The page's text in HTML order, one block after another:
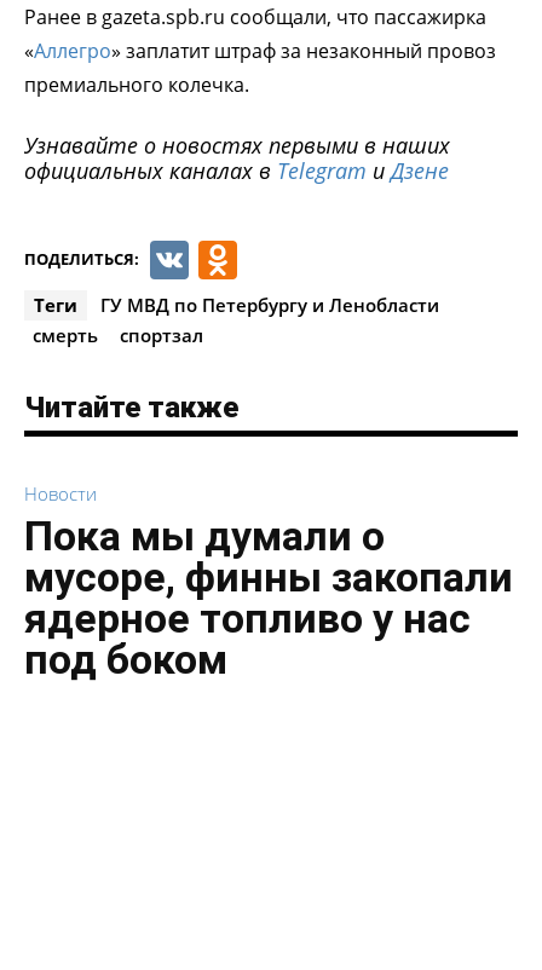
Ранее в gazeta.spb.ru сообщали, что пассажирка
«Аллегро» заплатит штраф за незаконный провоз
премиального колечка.
Узнавайте о новостях первыми в наших
официальных каналах в Telegram иДзене
ПОДЕЛИТЬСЯ: VK
Теги
ГУ МВД по Петербургу и Ленобласти
смерть
спортзал
Читайте также
Новости
Пока мы думали о
мусоре, финны закопали
ядерное топливо у нас
под боком